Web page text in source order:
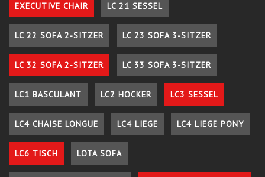
EXECUTIVE CHAIR LC 21 SESSEL
LC 22 SOFA 2-SITZER LC 23 SOFA 3-SITZER
LC 32 SOFA 2-SITZER LC 33 SOFA 3-SITZER
LC1 BASCULANT LC2 HOCKER LC3 SESSEL
LC4 CHAISE LONGUE LC4 LIEGE LC4 LIEGE PONY
LC6 TISCH LOTA SOFA